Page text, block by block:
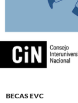
BECAS EVC